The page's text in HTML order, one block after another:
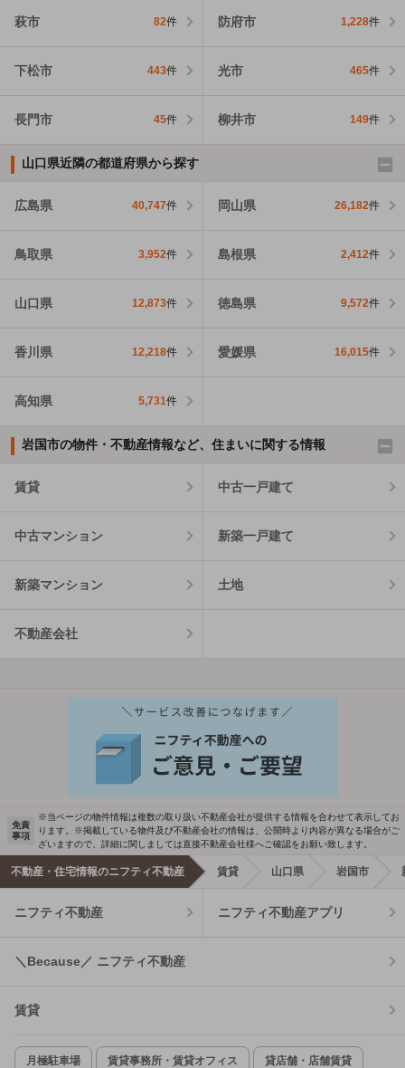
萩市 82件 防府市 1,228件
下松市 443件 光市 465件
長門市 45件 柳井市 149件
山口県近隣の都道府県から探す
広島県 40,747件 岡山県 26,182件
鳥取県 3,952件 島根県 2,412件
山口県 12,873件 徳島県 9,572件
香川県 12,218件 愛媛県 16,015件
高知県 5,731件
岩国市の物件・不動産情報など、住まいに関する情報
賃貸 中古一戸建て
中古マンション 新築一戸建て
新築マンション 土地
不動産会社
免責
事項
※当ページの物件情報は複数の取り扱い不動産会社が提供する情報を合わせて表示してお
ります。※掲載している物件及び不動産会社の情報は、公開時より内容が異なる場合がご
ざいますので、詳細に関しましては直接不動産会社様へご確認をお願い致します。
不動産・住宅情報のニフティ不動産 賃貸 山口県 岩国市
ニフティ不動産 ニフティ不動産アプリ
＼Because／ ニフティ不動産
賃貸
月極駐車場 賃貸事務所・賃貸オフィス 貸店舗・店舗賃貸